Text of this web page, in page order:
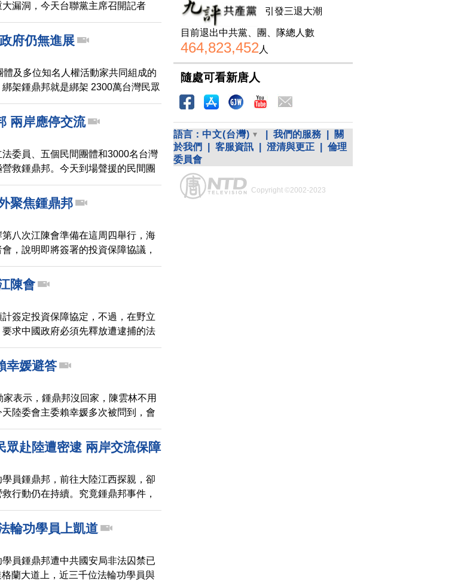
漏洞，今天台聯黨主席召開記者
商高為邦，指出兩岸簽訂的司法互
就無法保障被中共羅織國安罪名的
委林世嘉都表示，鍾鼎邦沒回來，
府仍無進展
及多位知名人權活動家共同組成的
架鍾鼎邦就是綁架 2300萬台灣民眾
邦沒回家，他們不會讓陳雲林來
鼎邦表達強烈關切，但海基會今天
體答覆。
兩岸應停交流
委員、五個民間團體和3000名台灣
救鍾鼎邦。今天到場聲援的民間團
成為被中共羅織罪名的鍾鼎邦，如
交流。台灣關懷中國人權聯盟代表
的中共代表陳雲林，也不用來了。
聚焦鍾鼎邦
八次江陳會準備在這周四舉行，海
，說明即將簽署的投資保障協議，
共國安非法囚禁的法輪功學員鍾鼎
間向對方提出釋放要求，而場外台
應該先要求中共無罪釋放鍾鼎邦，
陳會
簽定投資保障協定，不過，在野立
求中國政府必須先釋放遭逮捕的法
協議。立委指出，不管是過去兩岸
都無法真正保障台灣人民的生命財
幸媛避答
表示，鍾鼎邦沒回家，陳雲林不用
陸委會主委賴幸媛多次被問到，會
幸媛都避而不答。
眾赴陸遭密逮 兩岸交流保障
員鍾鼎邦，前往大陸江西探親，卻
行動仍在持續。究竟鍾鼎邦事件，
流，不過台灣民眾到大陸的人身安
？這一集的新聞新視野，我們帶您
輪功學員上凱道
員鍾鼎邦遭中共國安局非法囚禁已
蘭大道上，近三千位法輪功學員與
引發三退大潮
目前退出中共黨、團、隊總人數
464,823,452 人
隨處可看新唐人
語言： 中文(台灣) 我們的服務
關
於我們
客服資訊 澄清與更正
倫理
委員會
Copyright ©2002-2023